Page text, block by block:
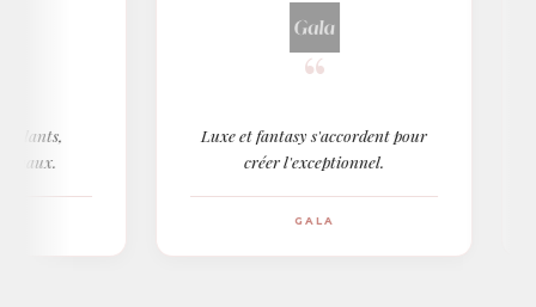
“
Luxe et fantasy s'accordent pour
créer l'exceptionnel.
GALA